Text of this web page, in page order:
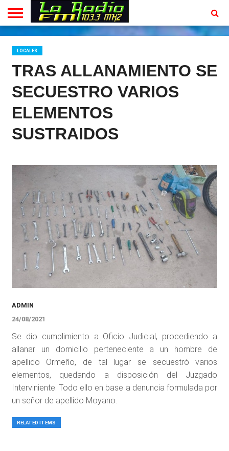
INICIO
EN
VIVO
PROGRAMACION
CONTACTO
LOCALES
TRAS ALLANAMIENTO SE
SECUESTRO VARIOS
ELEMENTOS
SUSTRAIDOS
ADMIN
24/08/2021
Se dio cumplimiento a Oficio Judicial, procediendo a
allanar un domicilio perteneciente a un hombre de
apellido Ormeño, de tal lugar se secuestró varios
elementos, quedando a disposición del Juzgado
Interviniente. Todo ello en base a denuncia formulada por
un señor de apellido Moyano.
RELATED ITEMS